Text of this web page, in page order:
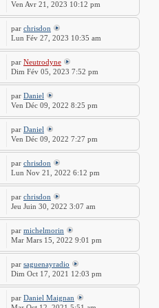
Ven Avr 21, 2023 10:12 pm
par chrisdon
Lun Fév 27, 2023 10:35 am
par Neutrodyne
Dim Fév 05, 2023 7:52 pm
par Daniel
Ven Déc 09, 2022 8:25 pm
par Daniel
Ven Déc 09, 2022 7:27 pm
par chrisdon
Lun Nov 21, 2022 6:12 pm
par chrisdon
Jeu Juin 30, 2022 3:07 am
par michelmorin
Mar Mars 15, 2022 9:01 pm
par saguenayradio
Dim Oct 17, 2021 12:03 pm
par Daniel Maignan